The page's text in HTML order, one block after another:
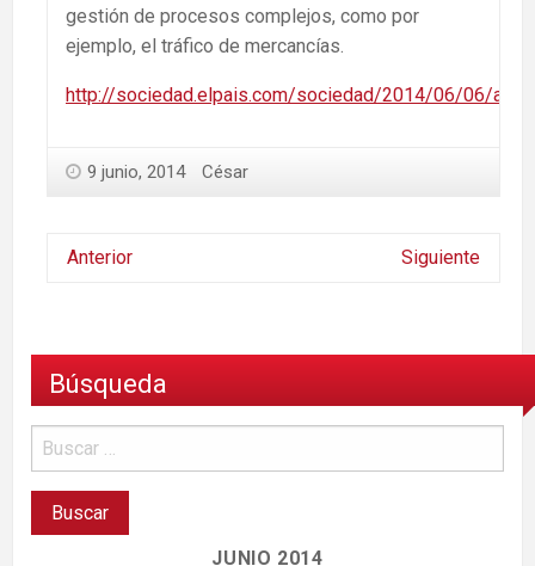
gestión de procesos complejos, como por
ejemplo, el tráfico de mercancías.
http://sociedad.elpais.com/sociedad/2014/06/06/
9 junio, 2014 César
Anterior Siguiente
Búsqueda
JUNIO 2014